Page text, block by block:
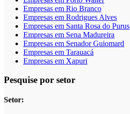
Empresas em Rio Branco
Empresas em Rodrigues Alves
Empresas em Santa Rosa do Purus
Empresas em Sena Madureira
Empresas em Senador Guiomard
Empresas em Tarauacá
Empresas em Xapuri
Pesquise por setor
Setor: